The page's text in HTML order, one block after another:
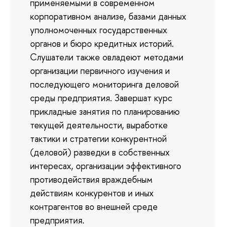
применяемыми в современном
корпоративном анализе, базами данных
уполномоченных государственных
органов и бюро кредитных историй.
Слушатели также овладеют методами
организации первичного изучения и
последующего мониторинга деловой
среды предприятия. Завершат курс
прикладные занятия по планированию
текущей деятельности, выработке
тактики и стратегии конкурентной
(деловой) разведки в собственных
интересах, организации эффективного
противодействия враждебным
действиям конкурентов и иных
контрагентов во внешней среде
предприятия.